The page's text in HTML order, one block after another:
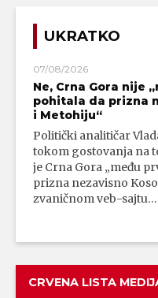
UKRATKO
07/08/2026
Ne, Crna Gora nije
pohitala da prizna
i Metohiju“
Politički analitičar
tokom gostovanja na
je Crna Gora „među
prizna nezavisno
zvaničnom veb-sajtu…
CRVENA LISTA